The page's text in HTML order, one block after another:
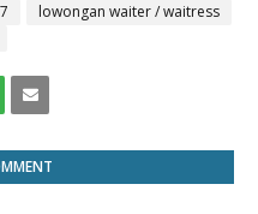
lowongan waiter / waitress